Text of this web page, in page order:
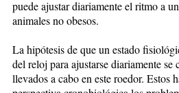
puede ajustar diariamente el ritmo a
animales no obesos.
La hipótesis de que un estado
del reloj para ajustarse diariamente
llevados a cabo en este roedor. Estos